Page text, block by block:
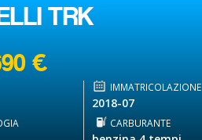
TRK
€
IMMATRICOLAZIONE
2018-07
CARBURANTE